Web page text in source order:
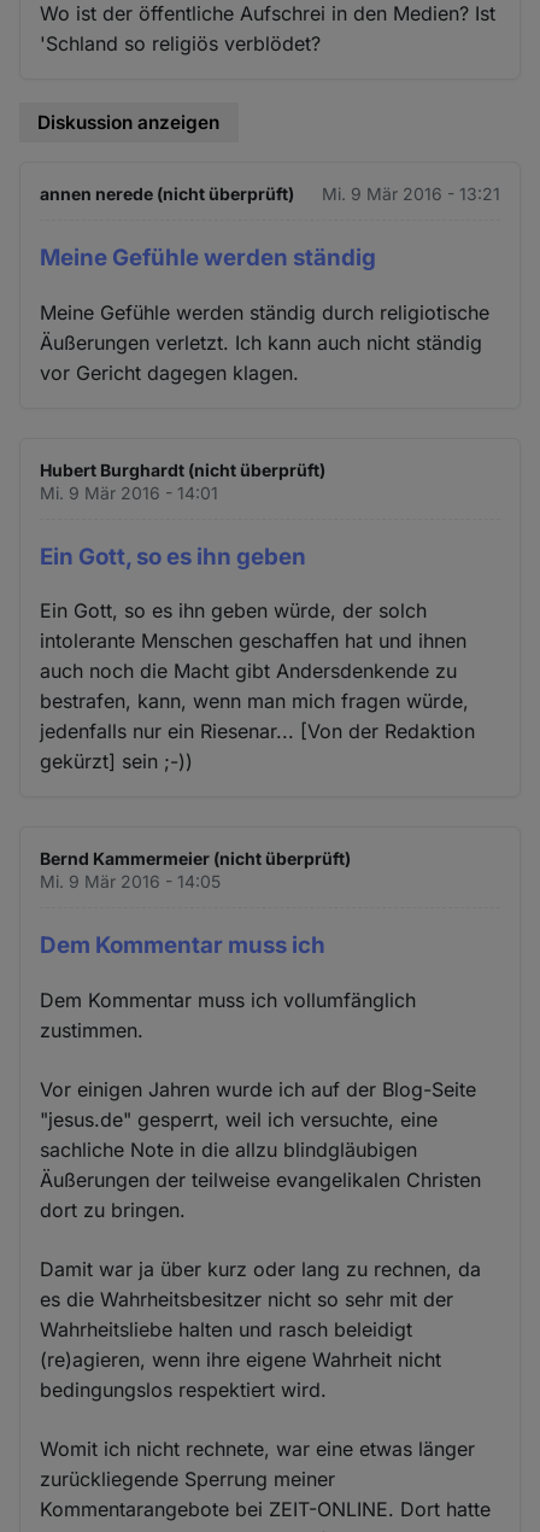
Wo ist der öffentliche Aufschrei in den Medien? Ist
'Schland so religiös verblödet?
Diskussion anzeigen
annen nerede (nicht überprüft) Mi. 9 Mär 2016 - 13:21
Meine Gefühle werden ständig
Meine Gefühle werden ständig durch religiotische
Äußerungen verletzt. Ich kann auch nicht ständig
vor Gericht dagegen klagen.
Hubert Burghardt (nicht überprüft)
Mi. 9 Mär 2016 - 14:01
Ein Gott, so es ihn geben
Ein Gott, so es ihn geben würde, der solch
intolerante Menschen geschaffen hat und ihnen
auch noch die Macht gibt Andersdenkende zu
bestrafen, kann, wenn man mich fragen würde,
jedenfalls nur ein Riesenar... [Von der Redaktion
gekürzt] sein ;-))
Bernd Kammermeier (nicht überprüft)
Mi. 9 Mär 2016 - 14:05
Dem Kommentar muss ich
Dem Kommentar muss ich vollumfänglich
zustimmen.
Vor einigen Jahren wurde ich auf der Blog-Seite
"jesus.de" gesperrt, weil ich versuchte, eine
sachliche Note in die allzu blindgläubigen
Äußerungen der teilweise evangelikalen Christen
dort zu bringen.
Damit war ja über kurz oder lang zu rechnen, da
es die Wahrheitsbesitzer nicht so sehr mit der
Wahrheitsliebe halten und rasch beleidigt
(re)agieren, wenn ihre eigene Wahrheit nicht
bedingungslos respektiert wird.
Womit ich nicht rechnete, war eine etwas länger
zurückliegende Sperrung meiner
Kommentarangebote bei ZEIT-ONLINE. Dort hatte